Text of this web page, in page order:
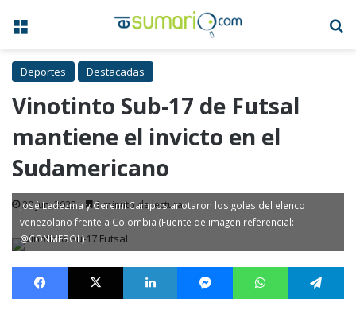
Menú
Deportes Destacadas
Vinotinto Sub-17 de Futsal
mantiene el invicto en el
Sudamericano
20 Jun, 2023 1 minuto de lectura
José Ledezma y Geremi Campos anotaron los goles del elenco
venezolano frente a Colombia (Fuente de imagen referencial:
@CONMEBOL)
Facebook X LinkedIn MessengerWhatsApp